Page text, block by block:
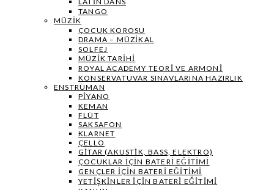
TANGO
MÜZIK
ÇOCUK KOROSU
DRAMA – MÜZIKAL
SOLFEJ
MÜZIK TARIHI
ROYAL ACADEMY TEORI VE ARMONI
KONSERVATUVAR SINAVLARINA HAZIRLIK
ENSTRÜMAN
PIYANO
KEMAN
FLÜT
SAKSAFON
KLARNET
ÇELLO
GITAR (AKUSTIK, BASS, ELEKTRO)
ÇOCUKLAR IÇIN BATERI EĞITIMI
GENÇLER İÇIN BATERI EĞITIMI
YETIŞKINLER IÇIN BATERI EĞITIMI